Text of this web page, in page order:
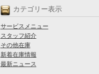
カテゴリー表示
サービスメニュー
スタッフ紹介
その他在庫
新着在庫情報
最新ニュース